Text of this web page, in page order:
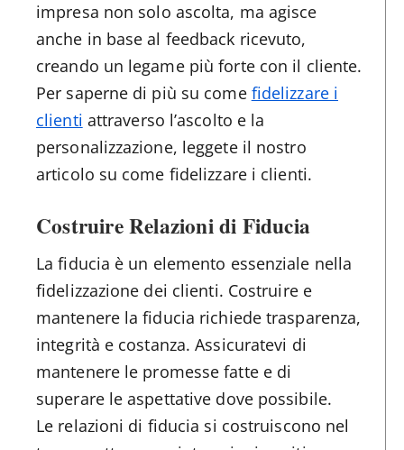
impresa non solo ascolta, ma agisce
anche in base al feedback ricevuto,
creando un legame più forte con il cliente.
Per saperne di più su come fidelizzare i
clienti attraverso l’ascolto e la
personalizzazione, leggete il nostro
articolo su come fidelizzare i clienti.
Costruire Relazioni di Fiducia
La fiducia è un elemento essenziale nella
fidelizzazione dei clienti. Costruire e
mantenere la fiducia richiede trasparenza,
integrità e costanza. Assicuratevi di
mantenere le promesse fatte e di
superare le aspettative dove possibile.
Le relazioni di fiducia si costruiscono nel